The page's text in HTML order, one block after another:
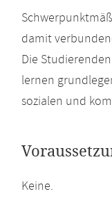
damit
Die
lernen
sozialen und
Keine.